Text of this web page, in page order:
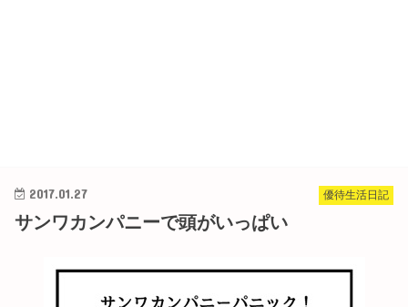
優待生活日記
2017.01.27
サンワカンパニーで頭がいっぱい